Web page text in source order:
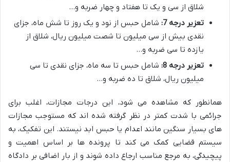
شلاق از سی و یک تا هفتاد و چهار ضربه و…
تعزیر درجه 7:
شامل حبس از نود و یک روز تا شش ماه، جزای
نقدی بیش از سی میلیون تا شصت میلیون ریال، شلاق از
یازده تا سی ضربه و…
تعزیر درجه 8:
شامل حبس تا سه ماه، جزای نقدی تا سی
میلیون ریال، شلاق تا ده ضربه و…
همانطور که مشاهده می شود، این درجات مجازات، اغلب برای
جرائمی با شدت کمتر در نظر گرفته شده اند که مستوجب مجازات
های بسیار سنگین مانند اعدام یا حبس ابد نیستند. این تفکیک، به
سیستم قضایی کمک می کند تا پرونده ها بر اساس اهمیت و
پیچیدگی، به مرجع مناسب ارجاع داده شوند و از بار اضافی بر دادگاه